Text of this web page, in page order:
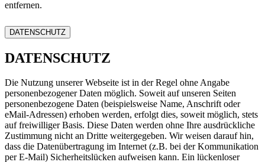
entfernen.
DATENSCHUTZ
DATENSCHUTZ
Die Nutzung unserer Webseite ist in der Regel ohne Angabe
personenbezogener Daten möglich. Soweit auf unseren Seiten
personenbezogene Daten (beispielsweise Name, Anschrift oder
eMail-Adressen) erhoben werden, erfolgt dies, soweit möglich, stets
auf freiwilliger Basis. Diese Daten werden ohne Ihre ausdrückliche
Zustimmung nicht an Dritte weitergegeben. Wir weisen darauf hin,
dass die Datenübertragung im Internet (z.B. bei der Kommunikation
per E-Mail) Sicherheitslücken aufweisen kann. Ein lückenloser